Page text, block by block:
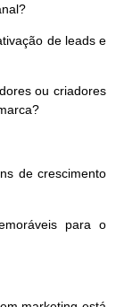
de leads e
ou criadores
de crescimento
para o